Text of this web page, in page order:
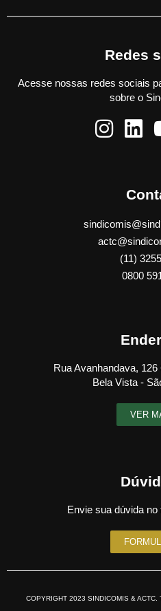
Redes
Acesse nossas redes sociais
sobre o
(11)
0800
Rua Avanhandava, 126
Bela Vista -
VER
Envie sua dúvida
COPYRIGHT 2023 SINDICOMIS &